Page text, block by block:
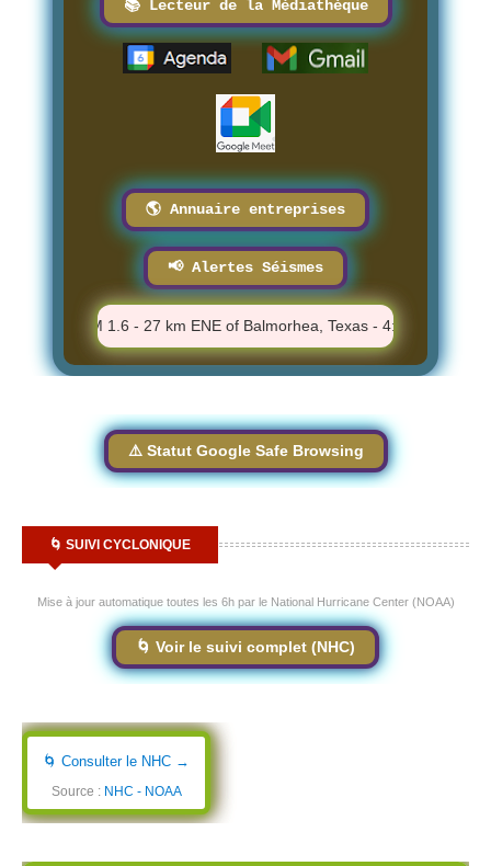
📚 Lecteur de la Médiathèque
🌎 Annuaire entreprises
📢 Alertes Séismes
⚠️ M 1.6 - 27 km ENE of Balmorhea, Texas - 4:00:30 PM
⚠️ Statut Google Safe Browsing
🌀 SUIVI CYCLONIQUE
Mise à jour automatique toutes les 6h par le National Hurricane Center (NOAA)
🌀 Voir le suivi complet (NHC)
🌀 Consulter le NHC →
Source : NHC - NOAA